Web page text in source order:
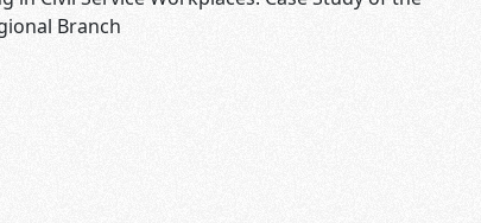
Branch